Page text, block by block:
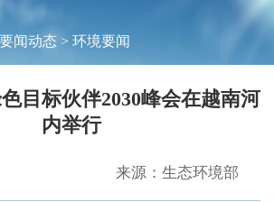
要闻动态 > 环境要闻
目标伙伴2030峰会在越南河
内举行
来源：生态环境部